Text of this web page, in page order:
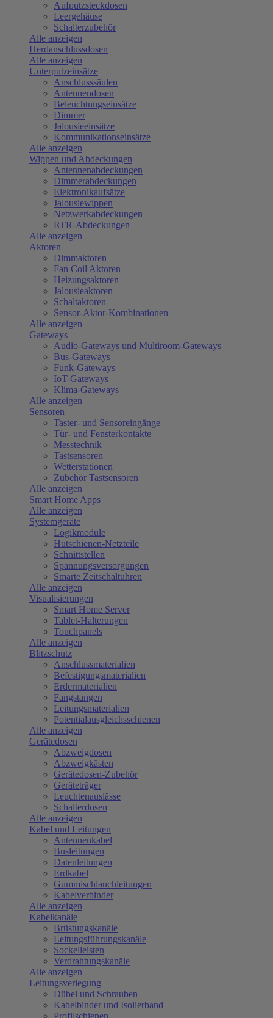
Aufputzsteckdosen
Leergehäuse
Schalterzubehör
Alle anzeigen
Herdanschlussdosen
Alle anzeigen
Unterputzeinsätze
Anschlusssäulen
Antennendosen
Beleuchtungseinsätze
Dimmer
Jalousieeinsätze
Kommunikationseinsätze
Alle anzeigen
Wippen und Abdeckungen
Antennenabdeckungen
Dimmerabdeckungen
Elektronikaufsätze
Jalousiewippen
Netzwerkabdeckungen
RTR-Abdeckungen
Alle anzeigen
Aktoren
Dimmaktoren
Fan Coil Aktoren
Heizungsaktoren
Jalousieaktoren
Schaltaktoren
Sensor-Aktor-Kombinationen
Alle anzeigen
Gateways
Audio-Gateways und Multiroom-Gateways
Bus-Gateways
Funk-Gateways
IoT-Gateways
Klima-Gateways
Alle anzeigen
Sensoren
Taster- und Sensoreingänge
Tür- und Fensterkontakte
Messtechnik
Tastsensoren
Wetterstationen
Zubehör Tastsensoren
Alle anzeigen
Smart Home Apps
Alle anzeigen
Systemgeräte
Logikmodule
Hutschienen-Netzteile
Schnittstellen
Spannungsversorgungen
Smarte Zeitschaltuhren
Alle anzeigen
Visualisierungen
Smart Home Server
Tablet-Halterungen
Touchpanels
Alle anzeigen
Blitzschutz
Anschlussmaterialien
Befestigungsmaterialien
Erdermaterialien
Fangstangen
Leitungsmaterialien
Potentialausgleichsschienen
Alle anzeigen
Gerätedosen
Abzweigdosen
Abzweigkästen
Gerätedosen-Zubehör
Geräteträger
Leuchtenauslässe
Schalterdosen
Alle anzeigen
Kabel und Leitungen
Antennenkabel
Busleitungen
Datenleitungen
Erdkabel
Gummischlauchleitungen
Kabelverbinder
Alle anzeigen
Kabelkanäle
Brüstungskanäle
Leitungsführungskanäle
Sockelleisten
Verdrahtungskanäle
Alle anzeigen
Leitungsverlegung
Dübel und Schrauben
Kabelbinder und Isolierband